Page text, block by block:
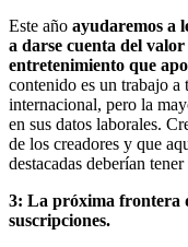
Este año ayudaremos a
a darse cuenta del
entretenimiento que
contenido es un trabajo
internacional, pero la
en sus datos laborales.
de los creadores y que
destacadas deberían
3: La próxima frontera
suscripciones.